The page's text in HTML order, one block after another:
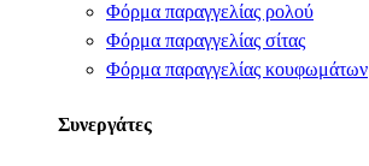
Φόρμα παραγγελίας ρολού
Φόρμα παραγγελίας σίτας
Φόρμα παραγγελίας κουφωμάτων
Συνεργάτες